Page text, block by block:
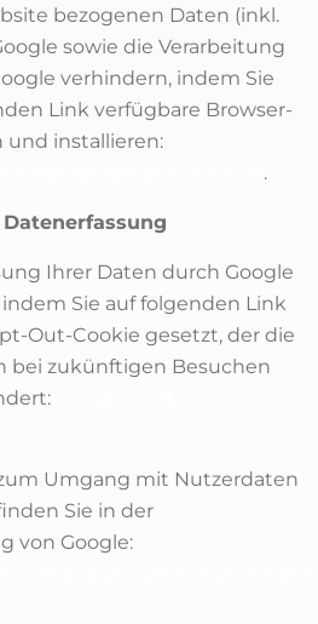
bezogenen Daten (inkl.
sowie die Verarbeitung
verhindern, indem Sie
Link verfügbare Browser-
und installieren:
.
Ihrer Daten durch Google
Sie auf folgenden Link
Out-Cookie gesetzt, der die
bei zukünftigen Besuchen
Umgang mit Nutzerdaten
Sie in der
von Google: